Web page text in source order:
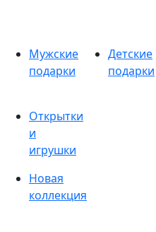
Мужские
подарки
Детские
подарки
Открытки
и
игрушки
Новая
коллекция